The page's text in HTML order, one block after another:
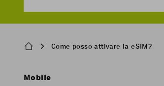
BreadcrumbCome posso attivare la eSIM?
Pied
Mobile